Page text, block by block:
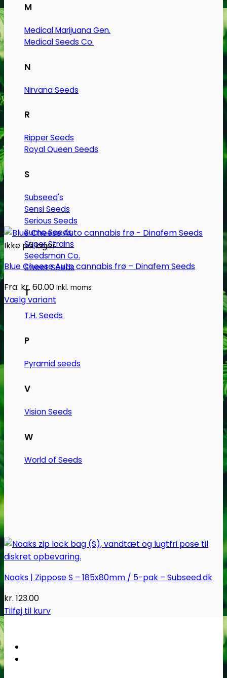
M
Medical Marijuana Gen.
Medical Seeds Co.
N
Nirvana Seeds
R
Ripper Seeds
Royal Queen Seeds
S
Subseed's
Sensi Seeds
Serious Seeds
Sumo Seeds
Super Strains
Seedsman Co.
Sweet Seeds
T
T.H. Seeds
P
Pyramid seeds
V
Vision Seeds
W
World of Seeds
Ikke på lager
Blue Cheese Auto cannabis frø – Dinafem Seeds
Fra: kr. 60.00 Inkl. moms
Vælg variant
Dette
varianter.
kan
Noaks | Zippose S – 185x80mm / 5-pak – Subseed.dk
kr. 123.00
Tilføj til kurv